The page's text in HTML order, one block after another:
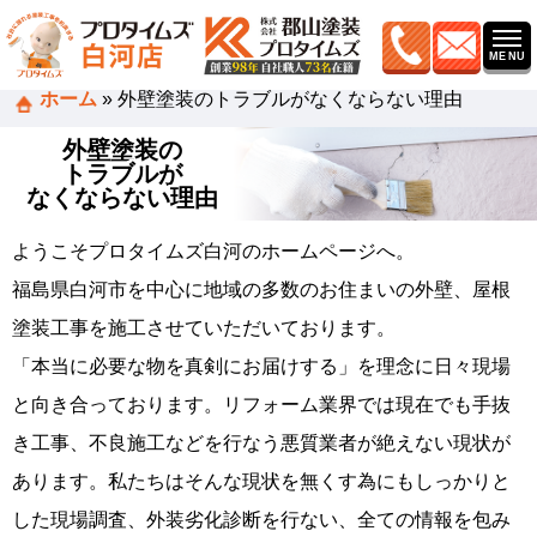
ホーム »外壁塗装のトラブルがなくならない理由
外壁塗装の
トラブルが
なくならない理由
ようこそプロタイムズ白河のホームページへ。
福島県白河市を中心に地域の多数のお住まいの外壁、屋根
塗装工事を施工させていただいております。
「本当に必要な物を真剣にお届けする」を理念に日々現場
と向き合っております。リフォーム業界では現在でも手抜
き工事、不良施工などを行なう悪質業者が絶えない現状が
あります。私たちはそんな現状を無くす為にもしっかりと
した現場調査、外装劣化診断を行ない、全ての情報を包み